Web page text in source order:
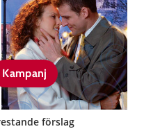
Kampanj
förslag